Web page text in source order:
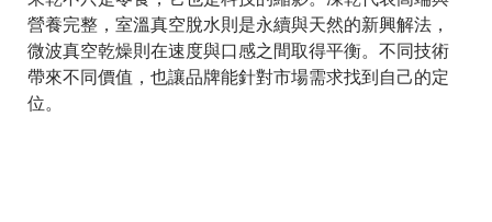
營養完整，室溫真空脫水則是永續與天然的新興解法，
微波真空乾燥則在速度與口感之間取得平衡。不同技術
帶來不同價值，也讓品牌能針對市場需求找到自己的定
位。